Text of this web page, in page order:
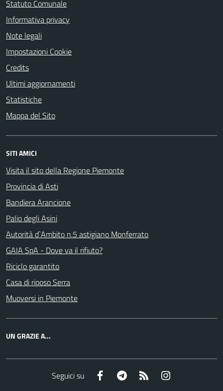
Statuto Comunale
Informativa privacy
Note legali
Impostazioni Cookie
Credits
Ultimi aggiornamenti
Statistiche
Mappa del Sito
SITI AMICI
Visita il sito della Regione Piemonte
Provincia di Asti
Bandiera Arancione
Palio degli Asini
Autorità d`Ambito n.5 astigiano Monferrato
GAIA SpA - Dove va il rifiuto?
Riciclo garantito
Casa di riposo Serra
Muoversi in Piemonte
UN GRAZIE A...
Seguici su Facebook Telegram RSS